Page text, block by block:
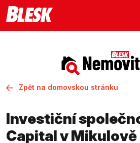
Zpět na domovskou stránku
Investiční
Capital v